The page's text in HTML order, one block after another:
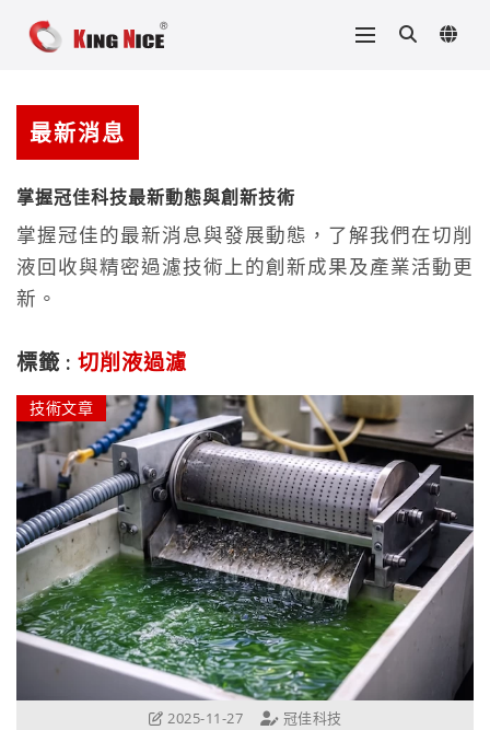
最新消息
掌握冠佳科技最新動態與創新技術
掌握冠佳的最新消息與發展動態，了解我們在切削
液回收與精密過濾技術上的創新成果及產業活動更
新。
標籤 : 切削液過濾
技術文章
2025-11-27 冠佳科技